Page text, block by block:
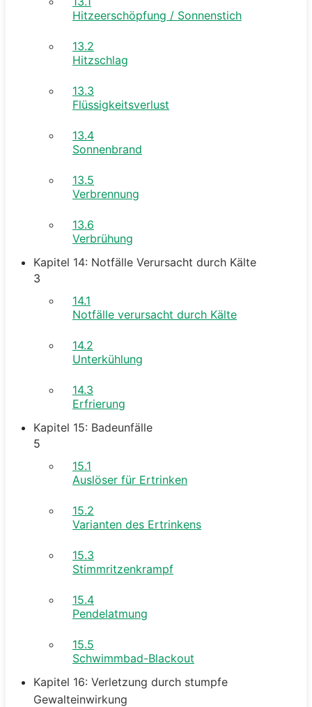
Hitzeerschöpfung / Sonnenstich
13.2
Hitzschlag
13.3
Flüssigkeitsverlust
13.4
Sonnenbrand
13.5
Verbrennung
13.6
Verbrühung
Kapitel 14: Notfälle Verursacht durch Kälte
3
14.1
Notfälle verursacht durch Kälte
14.2
Unterkühlung
14.3
Erfrierung
Kapitel 15: Badeunfälle
5
15.1
Auslöser für Ertrinken
15.2
Varianten des Ertrinkens
15.3
Stimmritzenkrampf
15.4
Pendelatmung
15.5
Schwimmbad-Blackout
Kapitel 16: Verletzung durch stumpfe
Gewalteinwirkung